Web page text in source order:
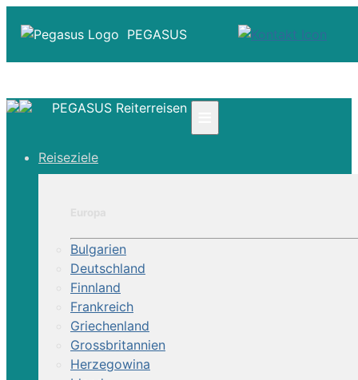
PEGASUS
☎ Deutschland 0800 - 505 18 01
Über Uns
PEGASUS Reiterreisen
Reiseziele
Bulgarien
Deutschland
Finnland
Frankreich
Griechenland
Grossbritannien
Herzegowina